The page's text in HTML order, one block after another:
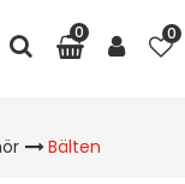
0 0
Bälten